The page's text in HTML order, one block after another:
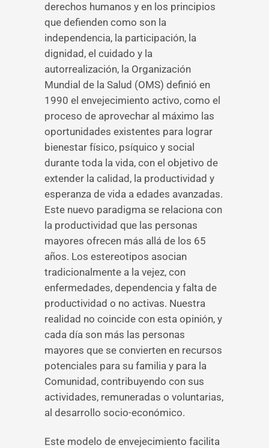
derechos humanos y en los principios
que defienden como son la
independencia, la participación, la
dignidad, el cuidado y la
autorrealización, la Organización
Mundial de la Salud (OMS) definió en
1990 el envejecimiento activo, como el
proceso de aprovechar al máximo las
oportunidades existentes para lograr
bienestar físico, psíquico y social
durante toda la vida, con el objetivo de
extender la calidad, la productividad y
esperanza de vida a edades avanzadas.
Este nuevo paradigma se relaciona con
la productividad que las personas
mayores ofrecen más allá de los 65
años. Los estereotipos asocian
tradicionalmente a la vejez, con
enfermedades, dependencia y falta de
productividad o no activas. Nuestra
realidad no coincide con esta opinión, y
cada día son más las personas
mayores que se convierten en recursos
potenciales para su familia y para la
Comunidad, contribuyendo con sus
actividades, remuneradas o voluntarias,
al desarrollo socio-económico.
Este modelo de envejecimiento facilita